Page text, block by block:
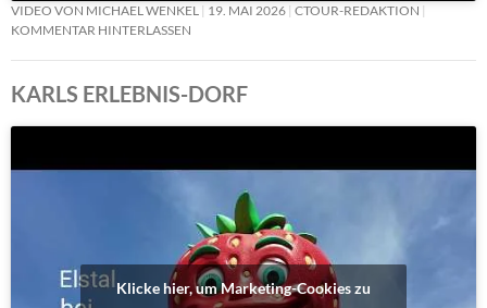
VIDEO VON MICHAEL WENKEL 19. MAI 2026 CTOUR-REDAKTION
KOMMENTAR HINTERLASSEN
KARLS ERLEBNIS-DORF
Klicke hier, um Marketing-Cookies zu